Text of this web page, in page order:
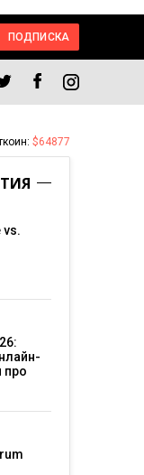
ПОДПИСКА
$64877
vs.
про